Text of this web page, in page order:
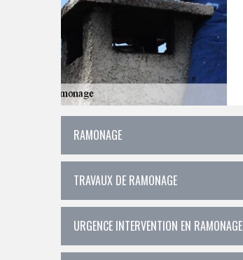
RAMONAGE
TRAVAUX DE RAMONAGE
URGENCE INTERVENTION EN RAMONAGE